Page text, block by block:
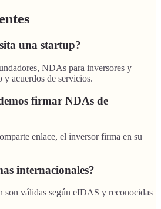
una startup?
NDAs para inversores y
y acuerdos de servicios.
firmar NDAs de
enlace, el inversor firma en su
internacionales?
son válidas según eIDAS y reconocidas